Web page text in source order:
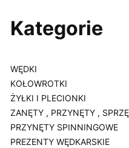
Kategorie
WĘDKI
KOŁOWROTKI
ŻYŁKI I PLECIONKI
ZANĘTY , PRZYNĘTY ,
PRZYNĘTY SPINNINGOWE
PREZENTY WĘDKARSKIE